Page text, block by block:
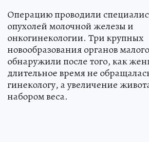
Операцию проводили
опухолей молочной железы и
онкогинекологии. Три крупных
новообразования органов
обнаружили после того, как
длительное время не
гинекологу, а увеличение
набором веса.